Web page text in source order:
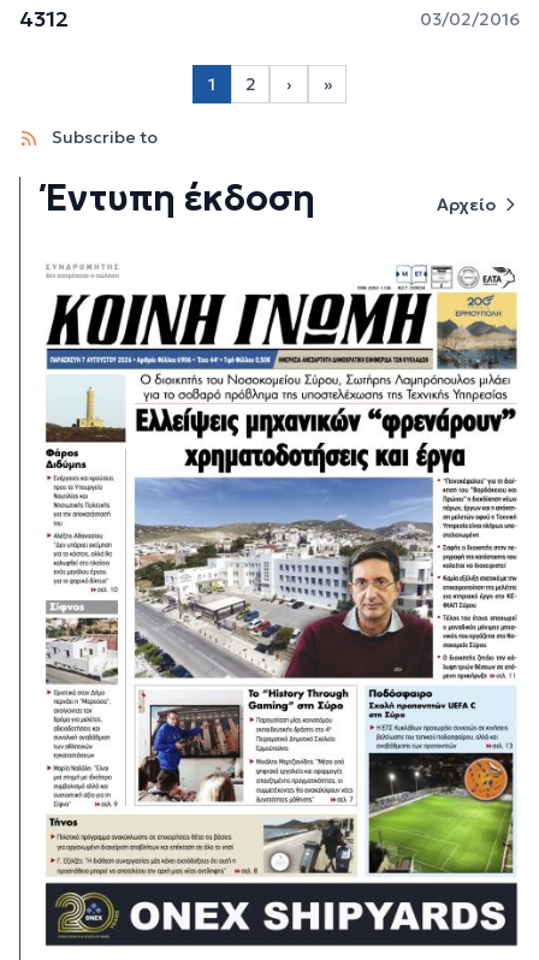
4312 03/02/2016
Σελιδοποίηση
1 Page 2
2
Next page
›
Last page
»
Subscribe to
Έντυπη έκδοση Αρχείο